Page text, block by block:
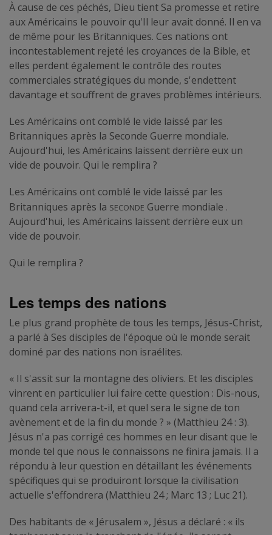
À cause de ces péchés, Dieu tient Sa promesse et retire
aux Américains le pouvoir qu'Il leur avait donné. Il en va
de même pour les Britanniques. Ces nations ont
incontestablement rejeté les croyances de la Bible, et
elles perdent également le contrôle des routes
commerciales stratégiques du monde, s'endettent
davantage et souffrent de graves problèmes intérieurs.
Les Américains ont comblé le vide laissé par les
Britanniques après la Seconde Guerre mondiale.
Aujourd'hui, les Américains laissent derrière eux un
vide de pouvoir. Qui le remplira ?
Les Américains ont comblé le vide laissé par les
Britanniques après la Seconde Guerre mondiale .
Aujourd'hui, les Américains laissent derrière eux un
vide de pouvoir.
Qui le remplira ?
Les temps des nations
Le plus grand prophète de tous les temps, Jésus-Christ,
a parlé à Ses disciples de l'époque où le monde serait
dominé par des nations non israélites.
« Il s'assit sur la montagne des oliviers. Et les disciples
vinrent en particulier lui faire cette question : Dis-nous,
quand cela arrivera-t-il, et quel sera le signe de ton
avènement et de la fin du monde ? » (Matthieu 24 : 3).
Jésus n'a pas corrigé ces hommes en leur disant que le
monde tel que nous le connaissons ne finira jamais. Il a
répondu à leur question en détaillant les événements
spécifiques qui se produiront lorsque la civilisation
actuelle s'effondrera (Matthieu 24 ; Marc 13 ; Luc 21).
Des habitants de « Jérusalem », Jésus a déclaré : « ils